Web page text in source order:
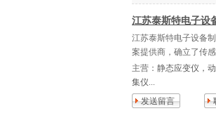
江苏泰斯特电子设
江苏泰斯特电子设备
案提供商，确立了传
主营： 静态应变仪，
集仪...
发送留言